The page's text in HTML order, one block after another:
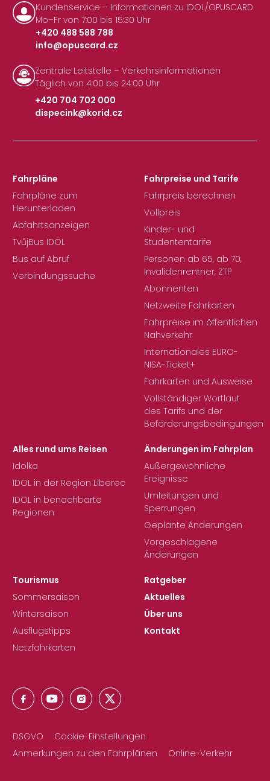
Kundenservice – Informationen zu IDOL/OPUSCARD
Mo–Fr von 7:00 bis 15:30 Uhr
+420 488 588 788
|
info@opuscard.cz
Zentrale Leitstelle – Verkehrsinformationen
Täglich von 4:00 bis 24:00 Uhr
+420 704 702 000
|
dispecink@korid.cz
Fahrpläne
Fahrpläne zum
Herunterladen
Abfahrtsanzeigen
TvůjBus IDOL
Bus auf Abruf
Verbindungssuche
Fahrpreise und Tarife
Fahrpreis berechnen
Vollpreis
Kinder- und
Studententarife
Personen ab 65, ab 70,
Invalidenrentner, ZTP
Abonnenten
Netzweite Fahrkarten
Fahrpreise im öffentlichen
Nahverkehr
Internationales EURO-
NISA-Ticket+
Fahrkarten und Ausweise
Vollständiger Wortlaut
des Tarifs und der
Beförderungsbedingungen
Alles rund ums Reisen
Idolka
IDOL in der Region Liberec
IDOL in benachbarte
Regionen
Änderungen im Fahrplan
Außergewöhnliche
Ereignisse
Umleitungen und
Sperrungen
Geplante Änderungen
Vorgeschlagene
Änderungen
Tourismus
Sommersaison
Wintersaison
Ausflugstipps
Netzfahrkarten
Ratgeber
Aktuelles
Über uns
Kontakt
DSGVO
Cookie-Einstellungen
Anmerkungen zu den Fahrplänen
Online-Verkehr